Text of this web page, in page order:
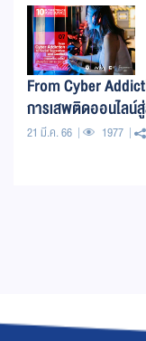
From Cyber
การเสพติดออนไลน์
21 มี.ค. 66 1977